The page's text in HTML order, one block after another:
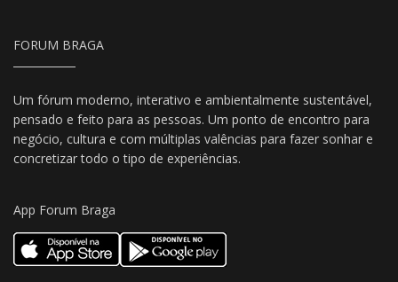
FORUM BRAGA
Um fórum moderno, interativo e ambientalmente sustentável,
pensado e feito para as pessoas. Um ponto de encontro para
negócio, cultura e com múltiplas valências para fazer sonhar e
concretizar todo o tipo de experiências.
App Forum Braga